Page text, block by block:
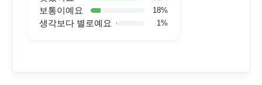
보통이예요 18%
생각보다 별로예요 1%